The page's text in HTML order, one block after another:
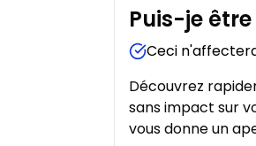
Location sur 39
Location sur 39
0.00 $
Location sur 36
Puis-je être
Ceci
Découvrez
sans impact sur
vous donne un